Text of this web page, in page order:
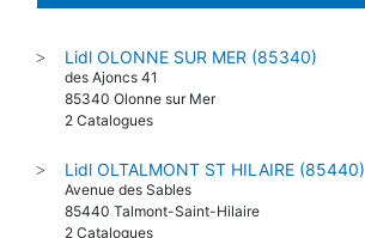
> Lidl OLONNE SUR MER (85340)
des Ajoncs 41
85340 Olonne sur Mer
2 Catalogues
> Lidl OLTALMONT ST HILAIRE (85440)
Avenue des Sables
85440 Talmont-Saint-Hilaire
2 Catalogues